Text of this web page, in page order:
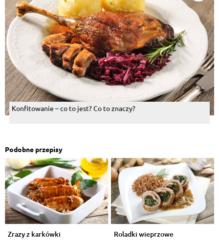
Konfitowanie – co to jest? Co to znaczy?
Podobne przepisy
Zrazy z karkówki Roladki wieprzowe